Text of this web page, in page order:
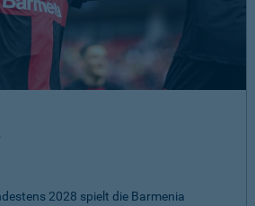
2028 spielt die Barmenia